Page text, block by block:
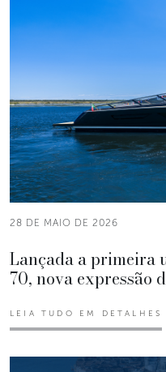
28 DE MAIO DE 2026
Lançada a primeira
70, nova expressão
LEIA TUDO EM DETALHES